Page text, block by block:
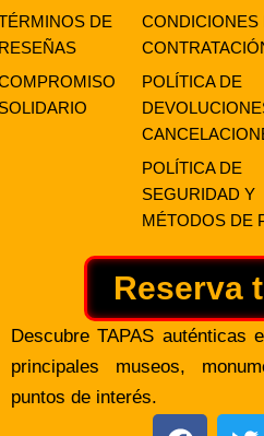
DE
CONDICIONES
POLÍTICA DE
POLÍTICA DE
SEGURIDAD Y
MÉTODOS DE
Reserva
Descubre TAPAS auténticas
principales museos,
puntos de interés.
F T